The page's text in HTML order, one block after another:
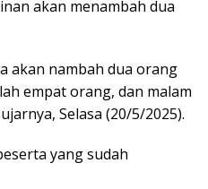
akan menambah dua
akan nambah dua orang
empat orang, dan malam
ujarnya, Selasa (20/5/2025).
yang sudah